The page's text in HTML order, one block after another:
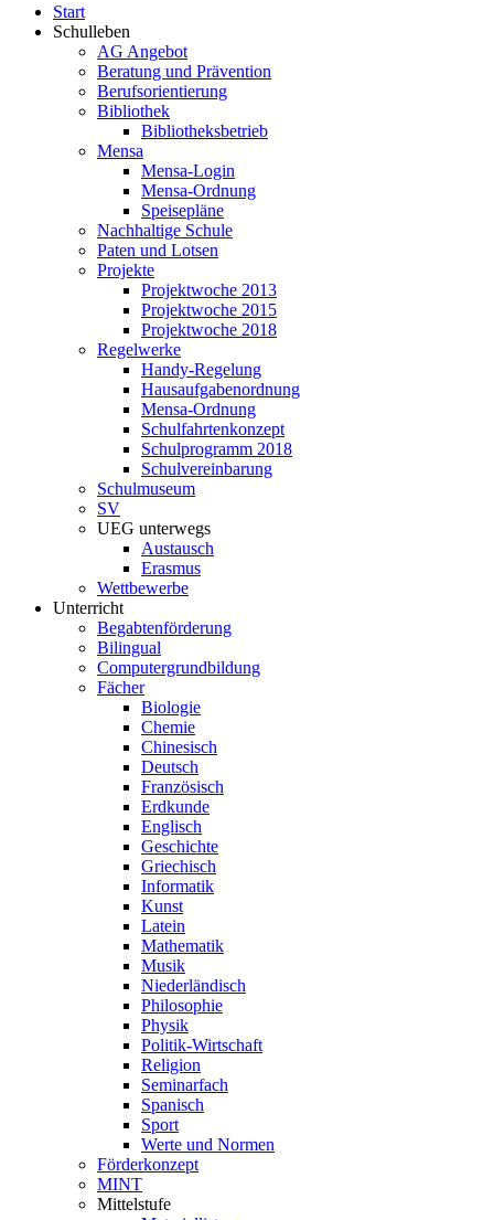
Start
Schulleben
AG Angebot
Beratung und Prävention
Berufsorientierung
Bibliothek
Bibliotheksbetrieb
Mensa
Mensa-Login
Mensa-Ordnung
Speisepläne
Nachhaltige Schule
Paten und Lotsen
Projekte
Projektwoche 2013
Projektwoche 2015
Projektwoche 2018
Regelwerke
Handy-Regelung
Hausaufgabenordnung
Mensa-Ordnung
Schulfahrtenkonzept
Schulprogramm 2018
Schulvereinbarung
Schulmuseum
SV
UEG unterwegs
Austausch
Erasmus
Wettbewerbe
Unterricht
Begabtenförderung
Bilingual
Computergrundbildung
Fächer
Biologie
Chemie
Chinesisch
Deutsch
Französisch
Erdkunde
Englisch
Geschichte
Griechisch
Informatik
Kunst
Latein
Mathematik
Musik
Niederländisch
Philosophie
Physik
Politik-Wirtschaft
Religion
Seminarfach
Spanisch
Sport
Werte und Normen
Förderkonzept
MINT
Mittelstufe